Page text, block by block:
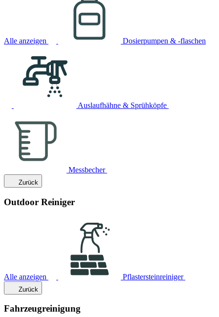
Alle anzeigen Dosierpumpen & -flaschen
Auslaufhähne & Sprühköpfe
Messbecher
Zurück
Outdoor Reiniger
Alle anzeigen Pflastersteinreiniger
Zurück
Fahrzeugreinigung